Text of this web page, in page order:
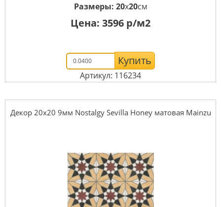
Размеры: 20x20см
Цена: 3596 р/м2
Купить
Артикул: 116234
Декор 20x20 9мм Nostalgy Sevilla Honey матовая Mainzu